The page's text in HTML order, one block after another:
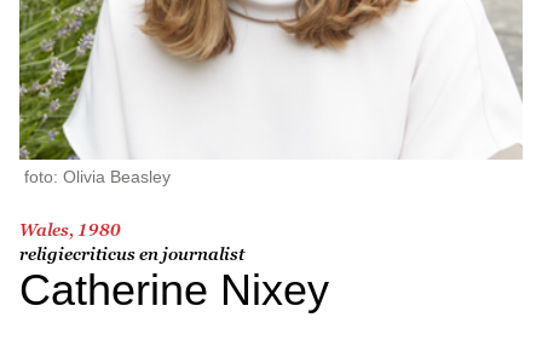
foto: Olivia Beasley
Wales, 1980
religiecriticus en journalist
Catherine Nixey